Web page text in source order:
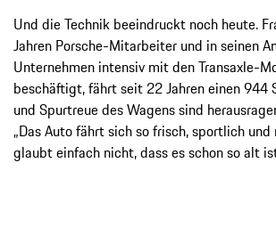
Und die Technik beeindruckt noch heute.
Jahren Porsche-Mitarbeiter und in seinen
Unternehmen intensiv mit den Transaxle-
beschäftigt, fährt seit 22 Jahren einen 944
und Spurtreue des Wagens sind
„Das Auto fährt sich so frisch, sportlich
glaubt einfach nicht, dass es schon so alt